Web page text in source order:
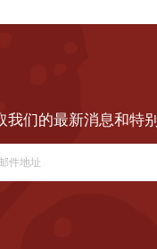
我们的最新消息和特